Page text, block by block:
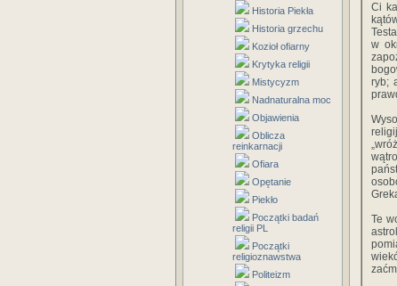
Historia Piekła
Historia grzechu
Kozioł ofiarny
Krytyka religii
Mistycyzm
Nadnaturalna moc
Objawienia
Oblicza
reinkarnacji
Ofiara
Opętanie
Piekło
Początki badań
religii PL
Początki
religioznawstwa
Politeizm
Ci
w
ryb;
Te